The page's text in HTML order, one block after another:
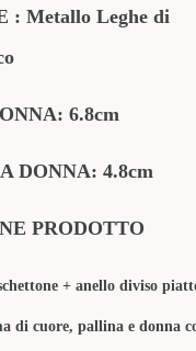
: Metallo Leghe di
6.8cm
DONNA: 4.8cm
PRODOTTO
+ anello diviso
di cuore, pallina e donna